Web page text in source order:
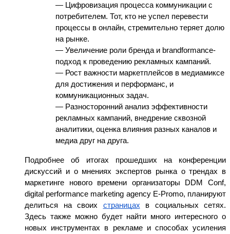
— Цифровизация процесса коммуникации с
потребителем. Тот, кто не успел перевести
процессы в онлайн, стремительно теряет долю
на рынке.
— Увеличение роли бренда и brandformance-
подход к проведению рекламных кампаний.
— Рост важности маркетплейсов в медиамиксе
для достижения и перформанс, и
коммуникационных задач.
— Разносторонний анализ эффективности
рекламных кампаний, внедрение сквозной
аналитики, оценка влияния разных каналов и
медиа друг на друга.
Подробнее об итогах прошедших на конференции
дискуссий и о мнениях экспертов рынка о трендах в
маркетинге нового времени организаторы DDM Conf,
digital performance marketing agency E-Promo, планируют
делиться на своих страницах в социальных сетях.
Здесь также можно будет найти много интересного о
новых инструментах в рекламе и способах усиления